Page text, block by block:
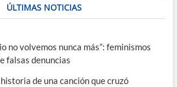
ÚLTIMAS NOTICIAS
no volvemos nunca más”: feminismos
falsas denuncias
historia de una canción que cruzó